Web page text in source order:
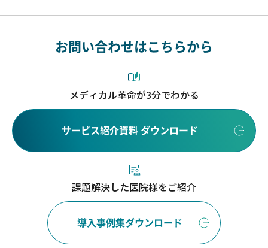
お問い合わせはこちらから
メディカル革命が3分でわかる
サービス紹介資料 ダウンロード
課題解決した医院様をご紹介
導入事例集ダウンロード